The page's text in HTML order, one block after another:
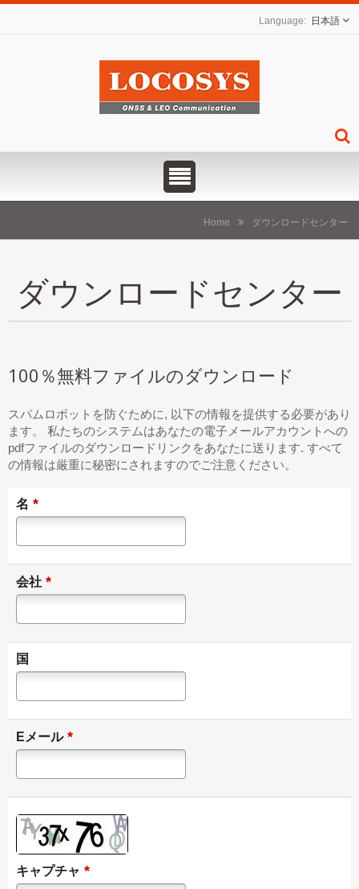
日本語
Home ダウンロードセンター
ダウンロードセンター
100％無料ファイルのダウンロード
スパムロボットを防ぐために, 以下の情報を提供する必要があり
ます。 私たちのシステムはあなたの電子メールアカウントへの
pdfファイルのダウンロードリンクをあなたに送ります. すべて
の情報は厳重に秘密にされますのでご注意ください。
名 *
会社 *
国
Eメール *
キャプチャ *